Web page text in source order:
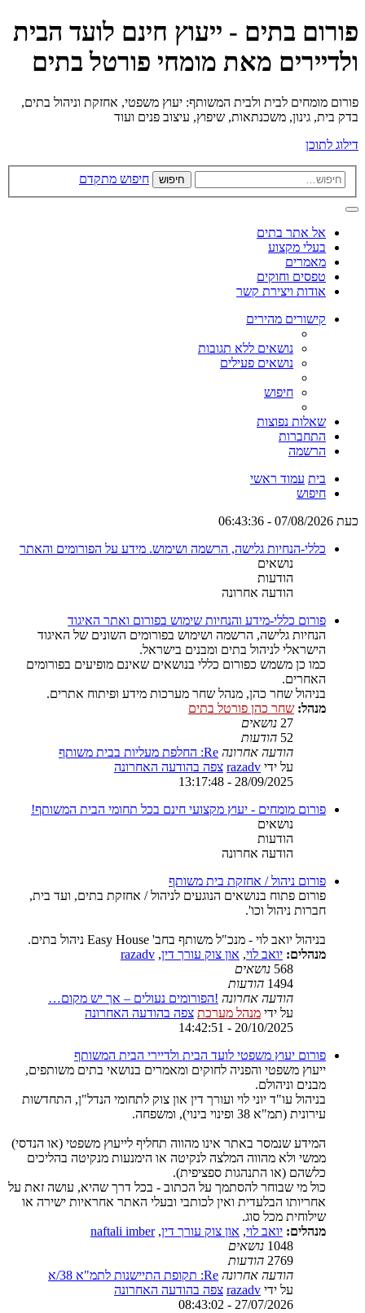
פורום בתים - ייעוץ חינם לועד הבית
ולדיירים מאת מומחי פורטל בתים
פורום מומחים לבית ולבית המשותף: יעוץ משפטי, אחזקת וניהול בתים,
בדק בית, גינון, משכנתאות, שיפוץ, עיצוב פנים ועוד
דילוג לתוכן
חיפוש חיפוש מתקדם
אל אתר בתים
בעלי מקצוע
מאמרים
טפסים וחוקים
אודות ויצירת קשר
קישורים מהירים
נושאים ללא תגובות
נושאים פעילים
חיפוש
שאלות נפוצות
התחברות
הרשמה
בית עמוד ראשי
חיפוש
כעת 07/08/2026 - 06:43:36
כללי-הנחיות גלישה, הרשמה ושימוש. מידע על הפורומים והאתר
נושאים
הודעות
הודעה אחרונה
פורום כללי-מידע והנחיות שימוש בפורום ואתר האיגוד
הנחיות גלישה, הרשמה ושימוש בפורומים השונים של האיגוד
הישראלי לניהול בתים ומבנים בישראל.
כמו כן משמש כפורום כללי בנושאים שאינם מופיעים בפורומים
האחרים.
בניהול שחר כהן, מנהל שחר מערכות מידע ופיתוח אתרים.
מנהל: שחר כהן פורטל בתים
27 נושאים
52 הודעות
הודעה אחרונה Re: החלפת מעליות בבית משותף
על ידי razadv צפה בהודעה האחרונה
28/09/2025 - 13:17:48
פורום מומחים - יעוץ מקצועי חינם בכל תחומי הבית המשותף!
נושאים
הודעות
הודעה אחרונה
פורום ניהול / אחזקת בית משותף
פורום פתוח בנושאים הנוגעים לניהול / אחזקת בתים, ועד בית,
חברות ניהול וכו'.
בניהול יואב לוי - מנכ"ל משותף בחב' Easy House ניהול בתים.
מנהלים: יואב לוי, און צוק עורך דין,
razadv
568 נושאים
1494 הודעות
הודעה אחרונה !הפורומים נעולים – אך יש מקום…
על ידי מנהל מערכת צפה בהודעה האחרונה
20/10/2025 - 14:42:51
פורום יעוץ משפטי לועד הבית ולדיירי הבית המשותף
ייעוץ משפטי והפניה לחוקים ומאמרים בנושאי בתים משותפים,
מבנים וניהולם.
בניהול עו"ד יוני לוי ועורך דין און צוק לתחומי הנדל"ן, התחדשות
עירונית (תמ"א 38 ופינוי בינוי), ומשפחה.
המידע שנמסר באתר אינו מהווה תחליף לייעוץ משפטי (או הנדסי)
ממשי ולא מהווה המלצה לנקיטה או הימנעות מנקיטה בהליכים
כלשהם (או התנהגות ספציפית).
כול מי שבוחר להסתמך על הכתוב - בכל דרך שהיא, עושה זאת על
אחריותו הבלעדית ואין לכותבי ובעלי האתר אחראיות ישירה או
שילוחית מכל סוג.
מנהלים: יואב לוי, און צוק עורך דין,
naftali imber
1048 נושאים
2769 הודעות
הודעה אחרונה Re: תקופת התיישנות לתמ"א 38/א
על ידי razadv צפה בהודעה האחרונה
27/07/2026 - 08:43:02